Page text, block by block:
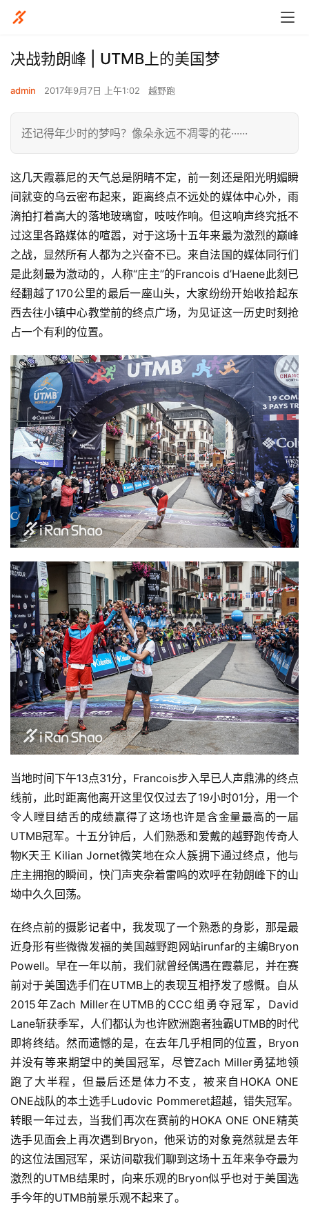
决战勃朗峰 | UTMB上的美国梦
admin 2017年9月7日 上午1:02 越野跑
还记得年少时的梦吗？像朵永远不凋零的花······
这几天霞慕尼的天气总是阴晴不定，前一刻还是阳光明媚瞬
间就变的乌云密布起来，距离终点不远处的媒体中心外，雨
滴拍打着高大的落地玻璃窗，吱吱作响。但这响声终究抵不
过这里各路媒体的喧嚣，对于这场十五年来最为激烈的巅峰
之战，显然所有人都为之兴奋不已。来自法国的媒体同行们
是此刻最为激动的，人称“庄主”的Francois d’Haene此刻已
经翻越了170公里的最后一座山头，大家纷纷开始收拾起东
西去往小镇中心教堂前的终点广场，为见证这一历史时刻抢
占一个有利的位置。
当地时间下午13点31分，Francois步入早已人声鼎沸的终点
线前，此时距离他离开这里仅仅过去了19小时01分，用一个
令人瞠目结舌的成绩赢得了这场也许是含金量最高的一届
UTMB冠军。十五分钟后，人们熟悉和爱戴的越野跑传奇人
物K天王 Kilian Jornet微笑地在众人簇拥下通过终点，他与
庄主拥抱的瞬间，快门声夹杂着雷鸣的欢呼在勃朗峰下的山
坳中久久回荡。
在终点前的摄影记者中，我发现了一个熟悉的身影，那是最
近身形有些微微发福的美国越野跑网站irunfar的主编Bryon
Powell。早在一年以前，我们就曾经偶遇在霞慕尼，并在赛
前对于美国选手们在UTMB上的表现互相抒发了感慨。自从
2015年Zach Miller在UTMB的CCC组勇夺冠军，David
Lane斩获季军，人们都认为也许欧洲跑者独霸UTMB的时代
即将终结。然而遗憾的是，在去年几乎相同的位置，Bryon
并没有等来期望中的美国冠军，尽管Zach Miller勇猛地领
跑了大半程，但最后还是体力不支，被来自HOKA ONE
ONE战队的本土选手Ludovic Pommeret超越，错失冠军。
转眼一年过去，当我们再次在赛前的HOKA ONE ONE精英
选手见面会上再次遇到Bryon，他采访的对象竟然就是去年
的这位法国冠军，采访间歇我们聊到这场十五年来争夺最为
激烈的UTMB结果时，向来乐观的Bryon似乎也对于美国选
手今年的UTMB前景乐观不起来了。